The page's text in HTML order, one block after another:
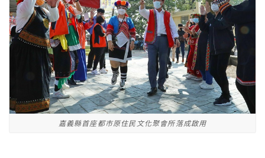
嘉義縣首座都市原住民文化聚會所落成啟用